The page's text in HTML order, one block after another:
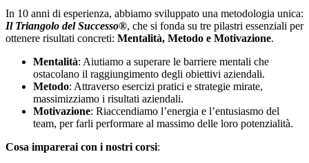
In 10 anni di esperienza, abbiamo sviluppato una metodologia unica:
Il Triangolo del Successo®, che si fonda su tre pilastri essenziali per
ottenere risultati concreti: Mentalità, Metodo e Motivazione.
Mentalità: Aiutiamo a superare le barriere mentali che
ostacolano il raggiungimento degli obiettivi aziendali.
Metodo: Attraverso esercizi pratici e strategie mirate,
massimizziamo i risultati aziendali.
Motivazione: Riaccendiamo l’energia e l’entusiasmo del
team, per farli performare al massimo delle loro potenzialità.
Cosa imparerai con i nostri corsi: